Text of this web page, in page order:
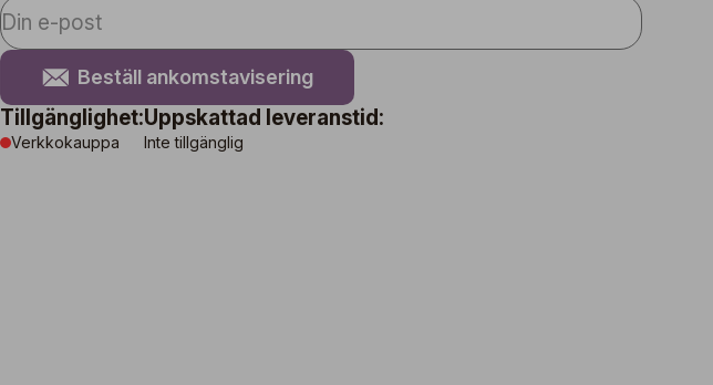
Beställ ankomstavisering
Tillgänglighet:
Verkkokauppa
Uppskattad leveranstid:
Inte tillgänglig